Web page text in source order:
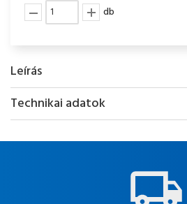
db
Leírás
Technikai adatok